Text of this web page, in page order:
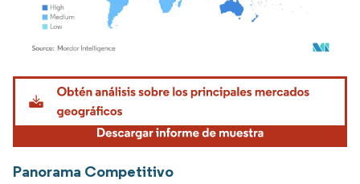
Imagen © Mordor Intelligence. El uso requiere atribución según CC BY 4.0.
Panorama Competitivo